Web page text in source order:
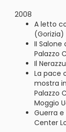
2008
A letto
(Gorizia)
II Salone
Palazzo
Il
La pace
mostra
Palazzo
Moggio
Guerra
Center